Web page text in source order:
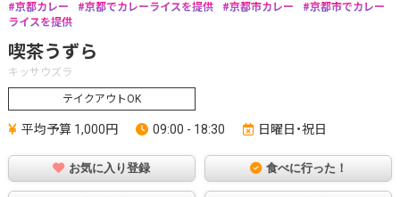
京都カレー 京都でカレーライスを提供 京都市カレー
京都市でカレー
ライスを提供
喫茶うずら
キッサウズラ
テイクアウトOK
平均予算 1,000円 09:00 - 18:30 日曜日・祝日
お気に入り登録 食べに行った！